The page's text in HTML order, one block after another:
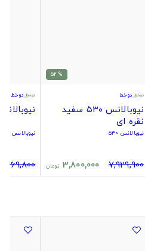
% 52
دوخط
نیوبالانس ۵۳۰ سفید
نقره ای
نیوبالانس ۵۳۰
7,929,900
3,800,000 تومان
دوخط
نیوبالانس ۵۳۰
نیوبالانس ۵۳۰